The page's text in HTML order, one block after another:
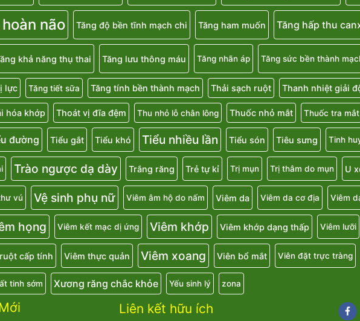
não Tăng độ bền tĩnh mạch chi Tăng ham muốn Tăng hấp thu
khả năng thụ thai Tăng lưu thông máu Tăng nhãn áp Tăng sức bền thành
lực Tăng tiết sữa Tăng tính bền thành mạch Thải sạch ruột Thanh nhiệt giải
hóa khớp Thoát vị đĩa đệm Thu nhỏ lỗ chân lông Thuốc nhỏ mắt Thuốc tra mắt
đường Tiểu gắt Tiểu khó Tiểu nhiều lần Tiểu són Tiêu sưng Tinh
Trào ngược dạ dày Trắng răng Trẻ tự kỉ Trị mụn Trị thâm do mụn U
vú Vệ sinh phụ nữ Viêm âm hộ do nấm Viêm da Viêm da cơ địa Viêm
họng Viêm kết mạc dị ứng Viêm khớp Viêm khớp dạng thấp Viêm lưỡi
cấp tính Viêm thực quản Viêm xoang Viên bổ mắt Viên đặt trực tràng
tinh sớm Xương răng chắc khỏe Yếu sinh lý zona
Liên kết hữu ích